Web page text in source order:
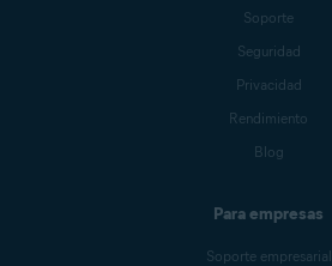
Soporte
Seguridad
Privacidad
Rendimiento
Blog
Para empresas
Soporte empresarial